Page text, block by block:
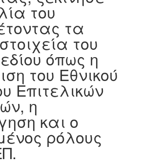
του
τα
του
όπως η
του Εθνικού
Επιτελικών
η
και ο
ρόλους